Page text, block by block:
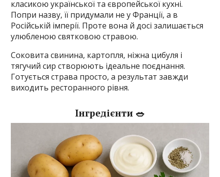
класикою української та європейської кухні.
Попри назву, її придумали не у Франції, а в
Російській імперії. Проте вона й досі залишається
улюбленою святковою стравою.
Соковита свинина, картопля, ніжна цибуля і
тягучий сир створюють ідеальне поєднання.
Готується страва просто, а результат завжди
виходить ресторанного рівня.
Інгредієнти 🥗